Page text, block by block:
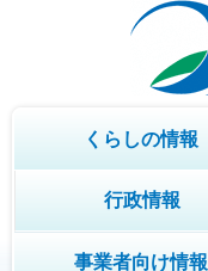
くらしの情報
行政情報
事業者向け情報